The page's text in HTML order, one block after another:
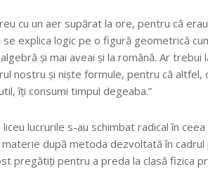
cu un aer supărat la ore, pentru că
se explica logic pe o figură geometrică
și mai aveai și la română. Ar
nostru și niște formule, pentru că altfel,
îți consumi timpul degeaba.”
liceu lucrurile s-au schimbat radical în
după metoda dezvoltată în cadrul
pregătiți pentru a preda la clasă fizica